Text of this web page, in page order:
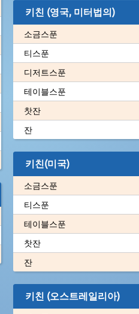
키친 (영국, 미터법의)
소금스푼
티스푼
디저트스푼
테이블스푼
찻잔
잔
키친(미국)
소금스푼
티스푼
테이블스푼
찻잔
잔
키친 (오스트레일리아)